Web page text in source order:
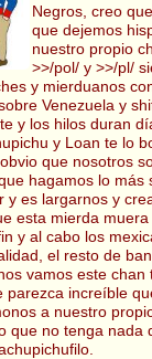
Negros, creo
que dejemos
nuestro propio
>>/pol/ y >>/pl/
y mierduanos
Venezuela y
y los hilos duran
y Loan te lo
que nosotros
hagamos lo más
y es largarnos y
esta mierda
y al cabo los
el resto de
vamos este
parezca increíble
a nuestro
que no tenga nada